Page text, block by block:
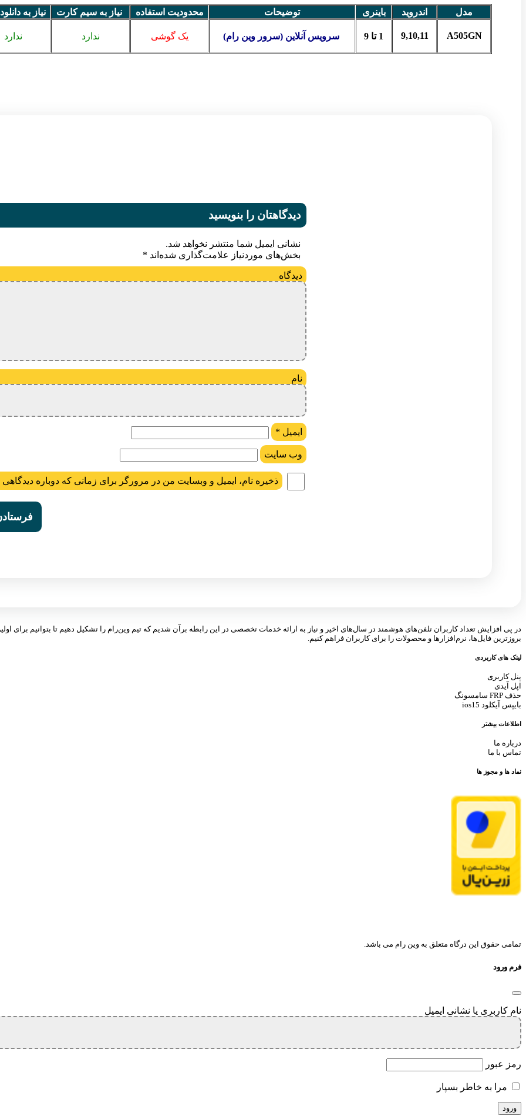
مدل اندروید باینری توضیحات محدودیت استفاده نیاز به سیم کارت نیاز به
A505GN
9,10,11 1 تا 9 سرویس آنلاین (سرور وین رام) یک گوشی ندارد ندارد
دیدگاهتان را بنویسید
نشانی ایمیل شما منتشر نخواهد شد.
بخش‌های موردنیاز علامت‌گذاری شده‌اند *
ایمیل *
وب‌ سایت
ذخیره نام، ایمیل و وبسایت من در مرورگر برای زمانی که دوباره
در پی افزایش تعداد کاربران تلفن‌های هوشمند در سال‌های اخیر و نیاز به ارائه خدمات تخصصی در این رابطه برآن شدیم که تیم وین‌رام را تشکیل دهیم تا بتوانیم برای
بروزترین فایل‌ها، نرم‌افزارها و محصولات را برای کاربران فراهم کنیم.
لینک های کاربردی
پنل کاربری
اپل آیدی
حذف FRP سامسونگ
بایپس آیکلود ios15
اطلاعات بیشتر
درباره ما
تماس با ما
نماد ها و مجوز ها
تمامی حقوق این درگاه متعلق به وین رام می باشد.
فرم ورود
نام کاربری یا نشانی ایمیل
رمز عبور
مرا به خاطر بسپار